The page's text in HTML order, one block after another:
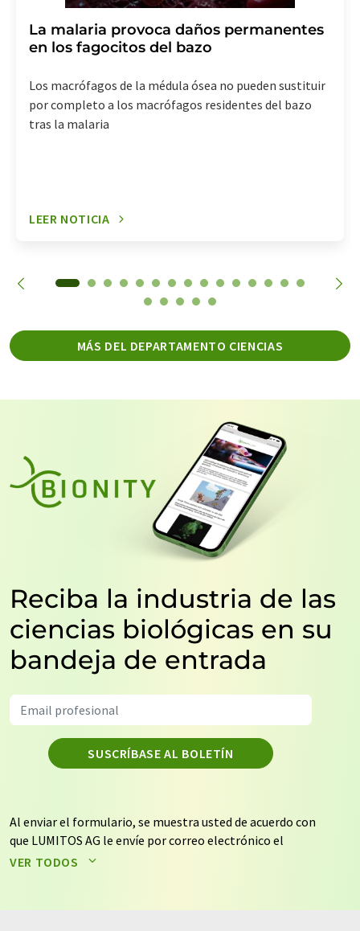
La malaria provoca daños permanentes
en los fagocitos del bazo
Los macrófagos de la médula ósea no pueden sustituir
por completo a los macrófagos residentes del bazo
tras la malaria
LEER NOTICIA
MÁS DEL DEPARTAMENTO CIENCIAS
Reciba la industria de las
ciencias biológicas en su
bandeja de entrada
SUSCRÍBASE AL BOLETÍN
Al enviar el formulario, se muestra usted de acuerdo con
que LUMITOS AG le envíe por correo electrónico el
boletín o boletines seleccionados anteriormente. Sus
de nuestrapolítica de protección de datos. LUMITOS
VER TODOS